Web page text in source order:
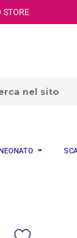
STORE
NEONATO